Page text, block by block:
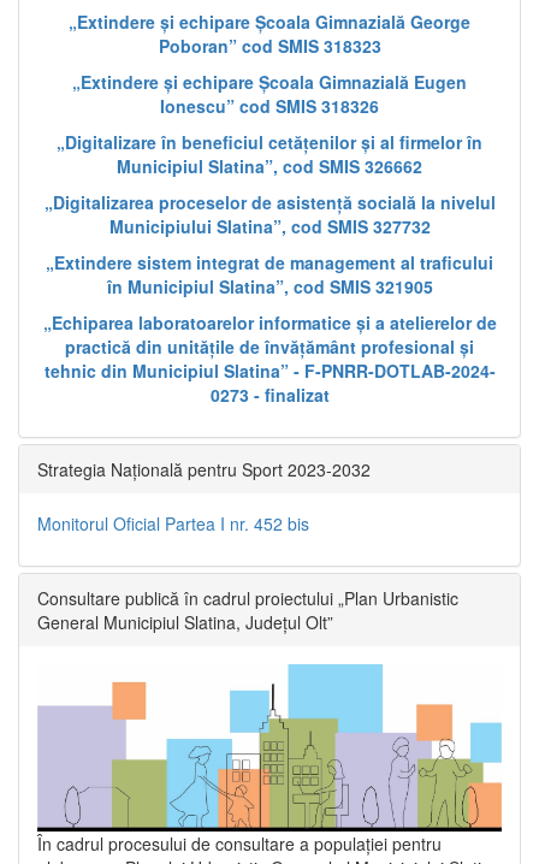
„Extindere și echipare Școala Gimnazială George
Poboran” cod SMIS 318323
„Extindere și echipare Școala Gimnazială Eugen
Ionescu” cod SMIS 318326
„Digitalizare în beneficiul cetățenilor și al firmelor în
Municipiul Slatina”, cod SMIS 326662
„Digitalizarea proceselor de asistență socială la nivelul
Municipiului Slatina”, cod SMIS 327732
„Extindere sistem integrat de management al traficului
în Municipiul Slatina”, cod SMIS 321905
„Echiparea laboratoarelor informatice și a atelierelor de
practică din unitățile de învățământ profesional și
tehnic din Municipiul Slatina” - F-PNRR-DOTLAB-2024-
0273 - finalizat
Strategia Națională pentru Sport 2023-2032
Monitorul Oficial Partea I nr. 452 bis
Consultare publică în cadrul proiectului „Plan Urbanistic
General Municipiul Slatina, Județul Olt”
În cadrul procesului de consultare a populaţiei pentru